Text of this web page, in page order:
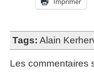
Tags: Alain
Les commentaires